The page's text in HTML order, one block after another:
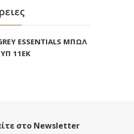
ESSENTIALS ΜΠΩΛ
11ΕΚ
στο Newsletter